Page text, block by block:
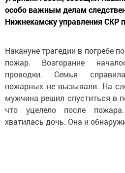
особо важным делам
Нижнекамску управления СКР
Накануне трагедии в погребе
пожар. Возгорание
проводки. Семья
пожарных не вызывали. На
мужчина решил спуститься в
что уцелело после
хватилась дочь. Она и